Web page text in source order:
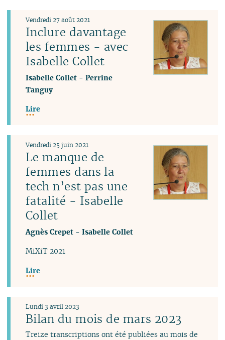
Inclure davantage
les femmes - avec
Isabelle Collet
Vendredi 27 août 2021
Isabelle Collet -Perrine
Tanguy
Lire
Le manque de
femmes dans la
tech n’est pas une
fatalité - Isabelle
Collet
Vendredi 25 juin 2021
Agnès Crepet -Isabelle Collet
MiXiT 2021
Lire
Bilan du mois de mars 2023
Lundi 3 avril 2023
Treize transcriptions ont été publiées au mois de